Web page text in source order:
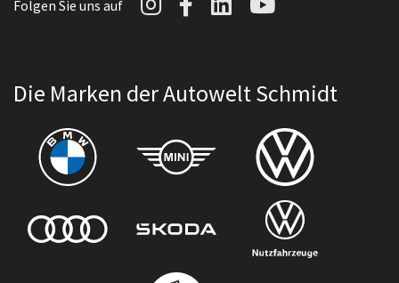
Folgen Sie uns auf
Die Marken der Autowelt Schmidt